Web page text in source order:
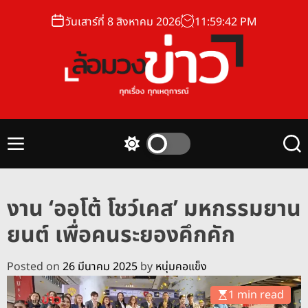
วันเสาร์ที่ 8 สิงหาคม 2026 11:59:43 PM
อ
า
M
c
h
c
o
l
o
r
m
S
c
h
งาน ‘ออโต้ โชว์เคส’ มหกรรมยาน
ยนต์ เพื่อคนระยองคึกคัก
Posted on 26 มีนาคม 2025 by หนุ่มคอแข็ง
1 min read